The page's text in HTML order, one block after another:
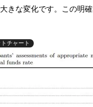
きな変化です。この明
チャート